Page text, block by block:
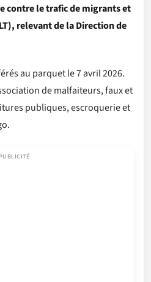
contre le trafic de migrants et
relevant de la Direction de
au parquet le 7 avril 2026.
de malfaiteurs, faux et
publiques, escroquerie et